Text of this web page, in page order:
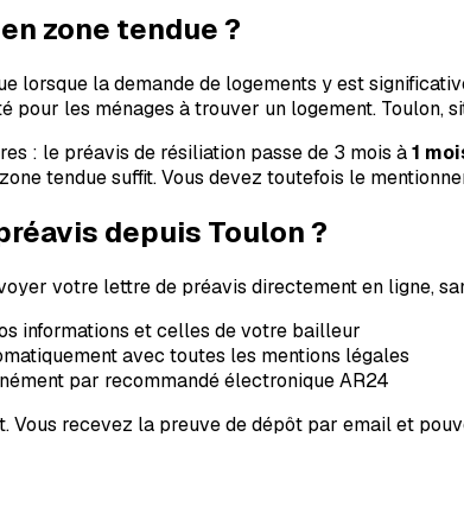
zone tendue ?
lorsque la demande de logements y est
pour les ménages à trouver un logement. Toulon,
: le préavis de résiliation passe de 3 mois à1
tendue suffit. Vous devez toutefois le
depuis Toulon?
votre lettre de préavis directement en ligne,
informations et celles de votre bailleur
avec toutes les mentions légales
par recommandé électronique AR24
Vous recevez la preuve de dépôt par email et